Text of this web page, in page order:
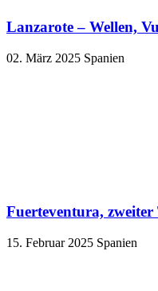
Lanzarote – Wellen,
02. März 2025 Spanien
Fuerteventura, zweiter
15. Februar 2025 Spanien